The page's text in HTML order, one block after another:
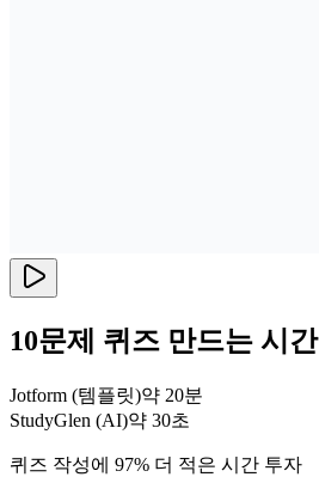
10문제 퀴즈 만드는 시간
Jotform (템플릿)약 20분
StudyGlen (AI)약 30초
퀴즈 작성에 97% 더 적은 시간 투자